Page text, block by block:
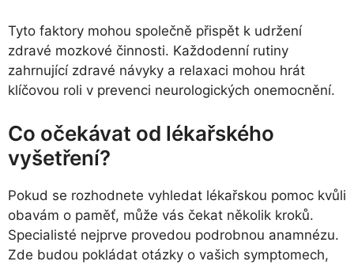
Tyto faktory mohou společně přispět k udržení
zdravé mozkové činnosti. Každodenní rutiny
zahrnující zdravé návyky a relaxaci mohou hrát
klíčovou roli v prevenci neurologických onemocnění.
Co očekávat od lékařského
vyšetření?
Pokud se rozhodnete vyhledat lékařskou pomoc kvůli
obavám o paměť, může vás čekat několik kroků.
Specialisté nejprve provedou podrobnou anamnézu.
Zde budou pokládat otázky o vašich symptomech,